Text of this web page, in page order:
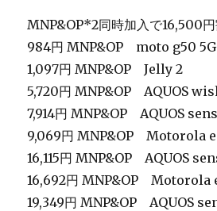
MNP&OP*2同時加入で16,500円
984円 MNP&OP moto g50 5G
1,097円 MNP&OP Jelly 2
5,720円 MNP&OP AQUOS
7,914円 MNP&OP AQUOS
9,069円 MNP&OP Motorola
16,115円 MNP&OP AQUOS
16,692円 MNP&OP Motorola
19,349円 MNP&OP AQUOS